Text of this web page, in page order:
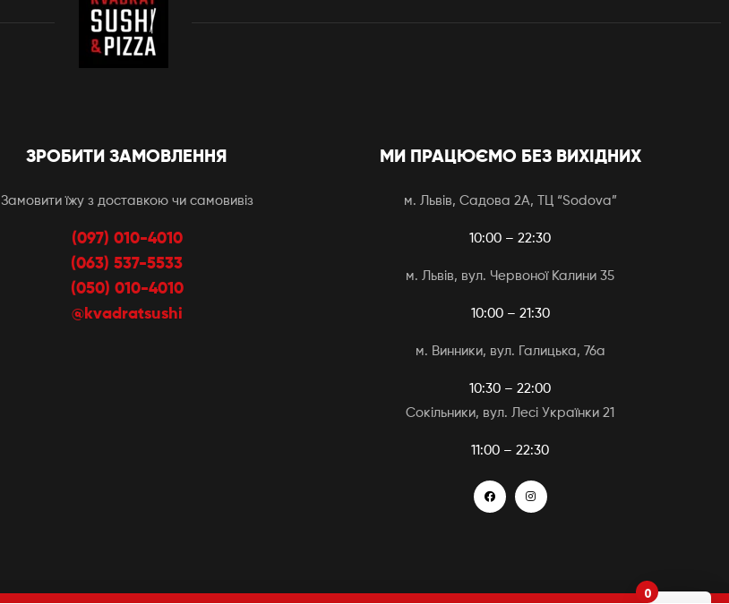
ЗРОБИТИ ЗАМОВЛЕННЯ
Замовити їжу з доставкою чи самовивіз
(097) 010-4010
(063) 537-5533
(050) 010-4010
@kvadratsushi
МИ ПРАЦЮЄМО БЕЗ ВИХІДНИХ
м. Львів, Садова 2А, ТЦ “Sodova”
10:00 – 22:30
м. Львів, вул. Червоної Калини 35
10:00 – 21:30
м. Винники, вул. Галицька, 76а
10:30 – 22:00
Сокільники, вул. Лесі Українки 21
11:00 – 22:30
0